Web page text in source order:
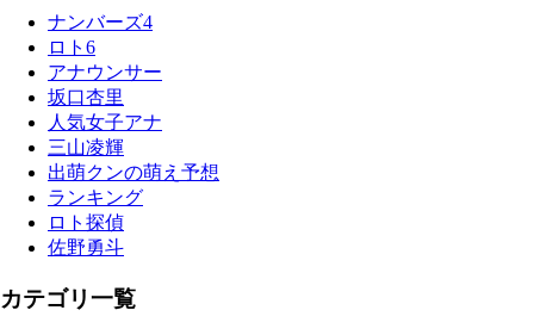
ナンバーズ4
ロト6
アナウンサー
坂口杏里
人気女子アナ
三山凌輝
出萌クンの萌え予想
ランキング
ロト探偵
佐野勇斗
カテゴリ一覧